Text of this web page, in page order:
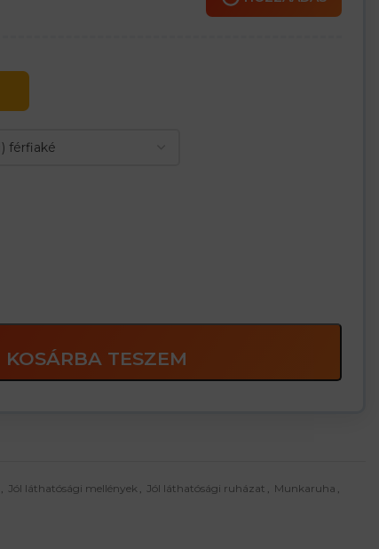
KOSÁRBA TESZEM
, Jól láthatósági mellények , Jól láthatósági ruházat , Munkaruha ,